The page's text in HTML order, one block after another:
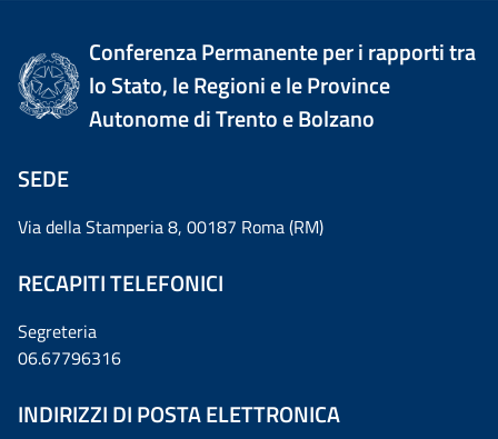
Conferenza Permanente per i rapporti tra
lo Stato, le Regioni e le Province
Autonome di Trento e Bolzano
SEDE
Via della Stamperia 8, 00187 Roma (RM)
RECAPITI TELEFONICI
Segreteria
06.67796316
INDIRIZZI DI POSTA ELETTRONICA